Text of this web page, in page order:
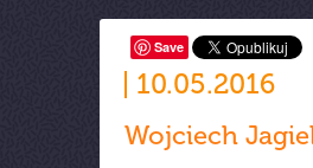
Save
10.05.2016
Wojciech